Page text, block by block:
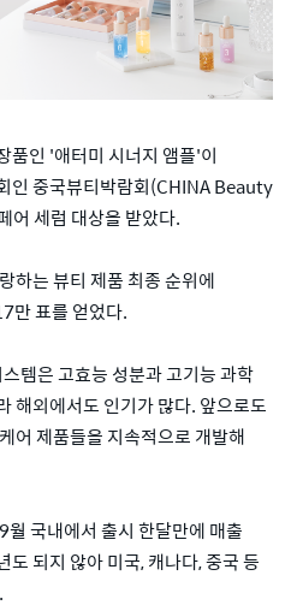
품인 '애터미 시너지 앰플'이
인 중국뷰티박람회(CHINA Beauty
어 세럼 대상을 받았다.
하는 뷰티 제품 최종 순위에
만 표를 얻었다.
템은 고효능 성분과 고기능 과학
해외에서도 인기가 많다. 앞으로도
어 제품들을 지속적으로 개발해
국내에서 출시 한달만에 매출
되지 않아 미국, 캐나다, 중국 등